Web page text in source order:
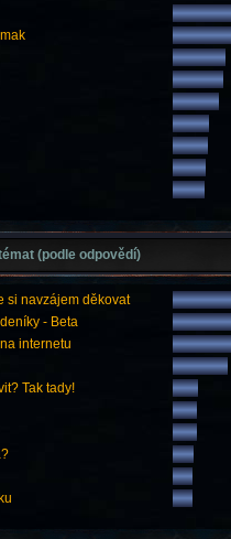
(podle odpovědí)
si navzájem děkovat
- Beta
internetu
Tak tady!